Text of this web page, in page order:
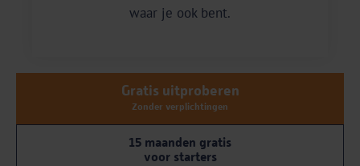
waar je ook bent.
Gratis uitproberen
Zonder verplichtingen
15 maanden gratis
voor starters